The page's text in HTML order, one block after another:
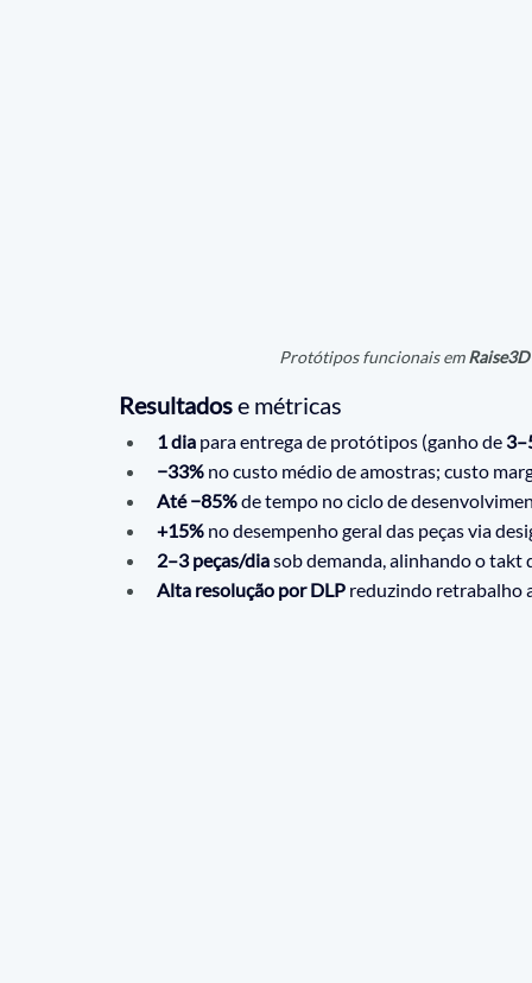
Protótipos funcionais em
Resultados e métricas
1 dia para entrega de protótipos (ganho de
−33% no custo médio de amostras; custo
Até −85% de tempo no ciclo de
+15% no desempenho geral das peças via
2–3 peças/dia sob demanda, alinhando o takt
Alta resolução por DLP reduzindo retrabalho